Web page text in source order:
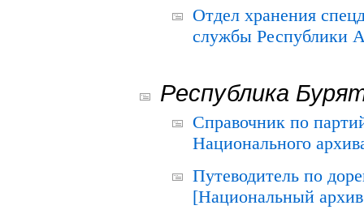
Отдел хранения
службы Республики
Республика
Справочник по
Национального
Путеводитель по
[Национальный